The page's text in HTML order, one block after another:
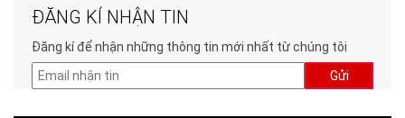
ĐĂNG KÍ NHẬN TIN
Đăng kí để nhận những thông tin mới nhất từ chúng tôi
Gửi